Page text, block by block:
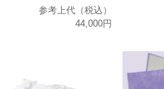
参考上代（税込）
44,000円